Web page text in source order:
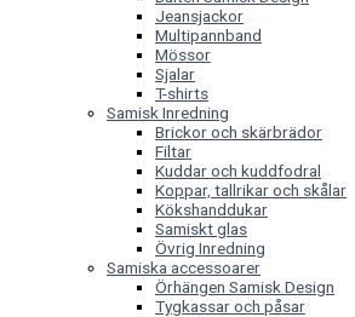
Jeansjackor
Multipannband
Mössor
Sjalar
T-shirts
Samisk Inredning
Brickor och skärbrädor
Filtar
Kuddar och kuddfodral
Koppar, tallrikar och skålar
Kökshanddukar
Samiskt glas
Övrig Inredning
Samiska accessoarer
Örhängen Samisk Design
Tygkassar och påsar